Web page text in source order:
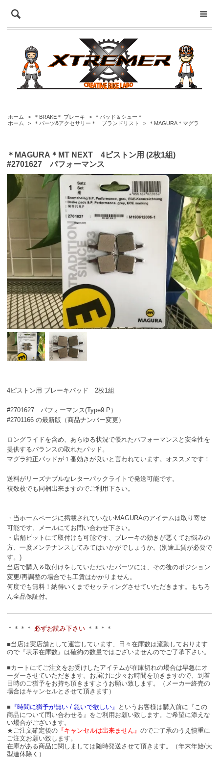
ホーム > ＊BRAKE＊ ブレーキ >
＊パッド＆シュー＊
ホーム
> ＊パーツ&アクセサリー＊ ブランドリスト > ＊MAGURA＊マグラ
＊MAGURA＊MT NEXT 4ピストン用 (2枚1組)
#2701627 パフォーマンス
4ピストン用 ブレーキパッド 2枚1組
#2701627 パフォーマンス(Type9.P）
#2701166 の最新版（商品ナンバー変更）
ロングライドを含め、あらゆる状況で優れたパフォーマンスと安全性を
提供するバランスの取れたパッド。
マグラ純正パッドが１番効きが良いと言われています。オススメです！
送料がリーズナブルなレターパックライトで発送可能です。
複数枚でも同梱出来ますのでご利用下さい。
・当ホームページに掲載されていないMAGURAのアイテムは取り寄せ
可能です、メールにてお問い合わせ下さい。
・店舗ピットにて取付けも可能です、ブレーキの効きが悪くてお悩みの
方、一度メンテナンスしてみてはいかがでしょうか。(別途工賃が必要で
す。)
当店で購入＆取付けをしていただいたパーツには、その後のポジション
変更/再調整の場合でも工賃はかかりません。
何度でも無料！納得いくまでセッティングさせていただきます。もちろ
ん全品保証付。
＊＊＊＊ 必ずお読み下さい ＊＊＊＊
■当店は実店舗として運営しています、日々在庫数は流動しております
ので『表示在庫数』は確約の数量ではございませんのでご了承下さい。
■カートにてご注文をお受けしたアイテムが在庫切れの場合は早急にオ
ーダーさせていただきます。お届けに少々お時間を頂きますので、到着
日時のご猶予をお持ち頂きますようお願い致します。（メーカー終売の
場合はキャンセルとさせて頂きます）
■ 『時間に猶予が無い / 急いで欲しい』
というお客様は購入前に『この
商品について問い合わせる』をご利用お願い致します。ご希望に添えな
い場合がございます。
★ご注文確定後の 『キャンセルは出来ません』 のでご了承のうえ慎重に
ご注文お願い致します。
在庫がある商品に関しましては随時発送させて頂きます。（年末年始/大
型連休除く）